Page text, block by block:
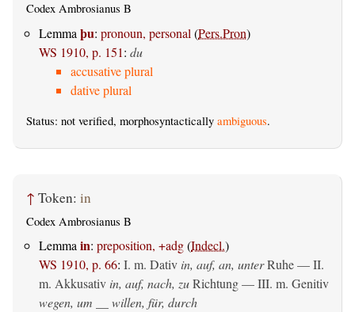
Codex Ambrosianus B
Lemma þu: pronoun, personal (Pers.Pron)
WS 1910, p. 151: du
accusative plural
dative plural
Status: not verified, morphosyntactically ambiguous.
↑ Token: in
Codex Ambrosianus B
Lemma in: preposition, +adg(Indecl.)
WS 1910, p. 66: I. m. Dativ in, auf, an, unterRuhe — II.
m. Akkusativ in, auf, nach, zuRichtung — III. m. Genitiv
wegen, um __ willen, für, durch